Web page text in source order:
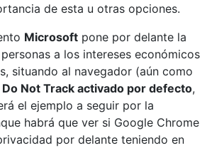
de esta u otras opciones.
Microsoft pone por delante la
a los intereses económicos
situando al navegador (aún como
Not Track activado por defecto,
el ejemplo a seguir por la
habrá que ver si Google Chrome
por delante teniendo en